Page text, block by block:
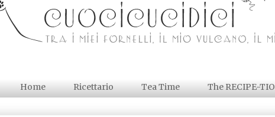
Home Ricettario Tea Time The RECIPE-